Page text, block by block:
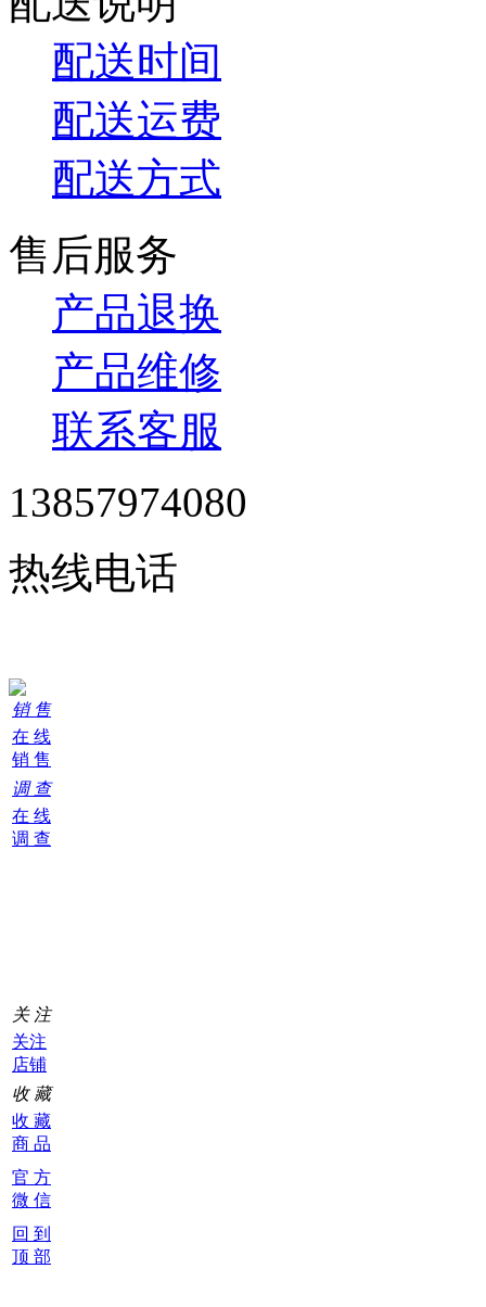
配送时间
配送运费
配送方式
售后服务
产品退换
产品维修
联系客服
13857974080
热线电话
销 售
在 线
销 售
调 查
在 线
调 查
关 注
关注
店铺
收 藏
收 藏
商 品
官 方
微 信
回 到
顶 部